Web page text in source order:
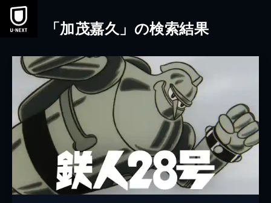
本文へスキップ
「加茂嘉久」の検索結果